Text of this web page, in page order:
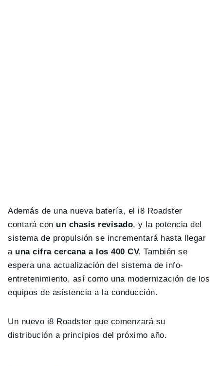
Además de una nueva batería, el i8 Roadster
contará con un chasis revisado, y la potencia del
sistema de propulsión se incrementará hasta llegar
a una cifra cercana a los 400 CV. También se
espera una actualización del sistema de info-
entretenimiento, así como una modernización de los
equipos de asistencia a la conducción.
Un nuevo i8 Roadster que comenzará su
distribución a principios del próximo año.